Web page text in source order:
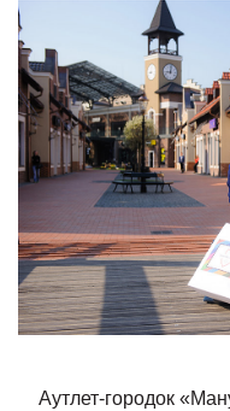
Аутлет-городок